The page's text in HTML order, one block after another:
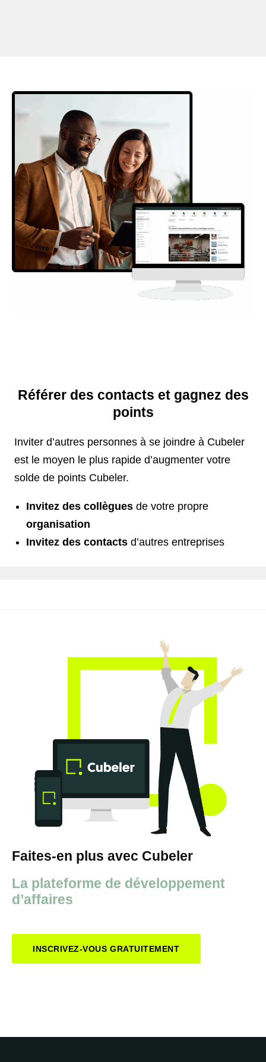
Référer des contacts et gagnez des
points
Inviter d’autres personnes à se joindre à Cubeler
est le moyen le plus rapide d’augmenter votre
solde de points Cubeler.
Invitez des collègues de votre propre
organisation
Invitez des contacts d’autres entreprises
Faites-en plus avec Cubeler
La plateforme de développement
d’affaires
INSCRIVEZ-VOUS GRATUITEMENT